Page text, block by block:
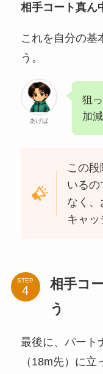
相手コート真ん
これを自分の基
う。
あげば
狙
加
この
いるの
なく、
キャッ
STEP
相手コ
う
最後に、パート
（18m先）に